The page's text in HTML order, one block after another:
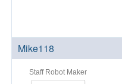
Mike118
Staff Robot Maker